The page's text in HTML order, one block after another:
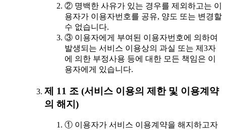
② 명백한 사유가 있는 경우를 제외하고는 이
용자가 이용자번호를 공유, 양도 또는 변경할
수 없습니다.
③ 이용자에게 부여된 이용자번호에 의하여
발생되는 서비스 이용상의 과실 또는 제3자
에 의한 부정사용 등에 대한 모든 책임은 이
용자에게 있습니다.
제 11 조 (서비스 이용의 제한 및 이용계약
의 해지)
① 이용자가 서비스 이용계약을 해지하고자